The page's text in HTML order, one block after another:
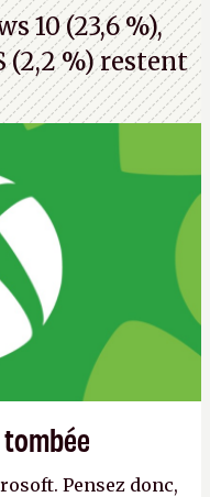
10 (23,6 %),
(2,2 %) restent
Pensez donc,